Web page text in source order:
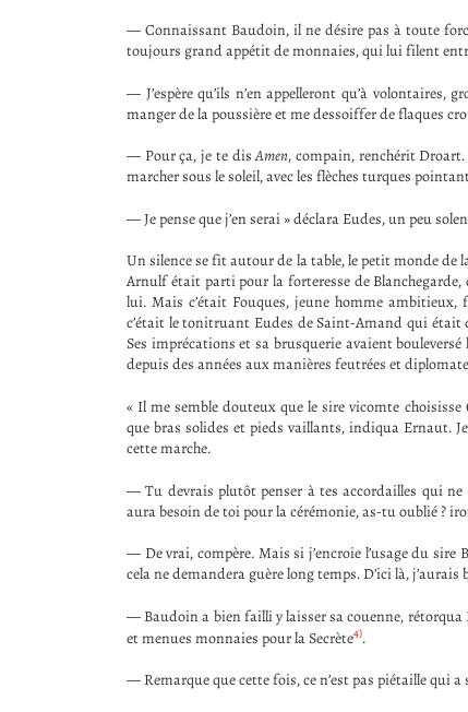
— Connaissant Baudoin, il ne désire pas à toute
toujours grand appétit de monnaies, qui lui filent
— J’espère qu’ils n’en appelleront qu’à volontaires,
manger de la poussière et me dessoiffer de flaques
— Pour ça, je te disAmen, compain, renchérit
marcher sous le soleil, avec les flèches turques
— Je pense que j’en serai » déclara Eudes, un peu
Un silence se fit autour de la table, le petit monde de
Arnulf était parti pour la forteresse de
lui. Mais c’était Fouques, jeune homme
c’était le tonitruant Eudes de Saint-Amand qui était
Ses imprécations et sa brusquerie avaient
depuis des années aux manières feutrées et
« Il me semble douteux que le sire vicomte
que bras solides et pieds vaillants, indiqua Ernaut.
cette marche.
— Tu devrais plutôt penser à tes accordailles qui
aura besoin de toi pour la cérémonie, as-tu oublié ?
— De vrai, compère. Mais si j’encroie l’usage du
cela ne demandera guère long temps. D’ici là, j’aurais
— Baudoin a bien failli y laisser sa couenne, rétorqua
et menues monnaies pour la Secrète4).
— Remarque que cette fois, ce n’est pas piétaille qui